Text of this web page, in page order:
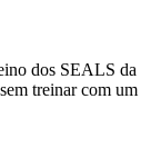
dos SEALS da
treinar com um